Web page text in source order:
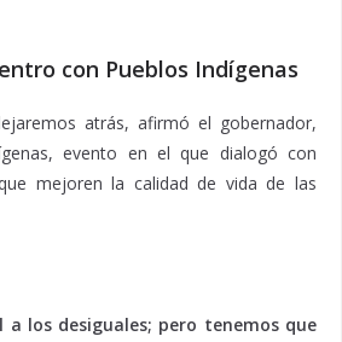
con Pueblos Indígenas
atrás, afirmó el gobernador,
evento en el que dialogó con
mejoren la calidad de vida de las
los desiguales; pero tenemos que